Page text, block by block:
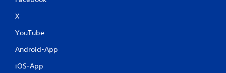
X
YouTube
Android-App
iOS-App